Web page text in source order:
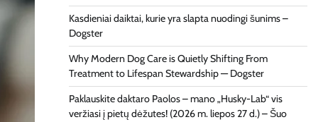
Kasdieniai daiktai, kurie yra slapta nuodingi šunims –
Dogster
Why Modern Dog Care is Quietly Shifting From
Treatment to Lifespan Stewardship — Dogster
Paklauskite daktaro Paolos – mano „Husky-Lab“ vis
veržiasi į pietų dėžutes! (2026 m. liepos 27 d.) – Šuo